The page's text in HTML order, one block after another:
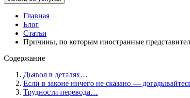
Главная
Блог
Статьи
Причины, по которым иностранные
Содержание
Дьявол в деталях…
Если в законе ничего не сказано —
Трудности перевода…